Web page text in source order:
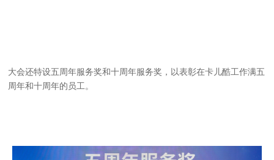
大会还特设五周年服务奖和十周年服务奖，以表彰在卡儿酷工作满五
周年和十周年的员工。